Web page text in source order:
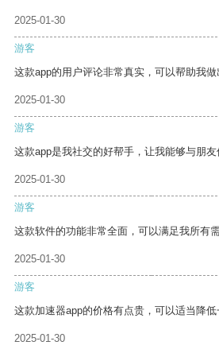
2025-01-30
游客
这款app的用户评论非常真实，可以帮助我做
2025-01-30
游客
这款app是我社交的好帮手，让我能够与朋友
2025-01-30
游客
这款软件的功能非常全面，可以满足我所有需
2025-01-30
游客
这款加速器app的价格有点贵，可以适当降低
2025-01-30